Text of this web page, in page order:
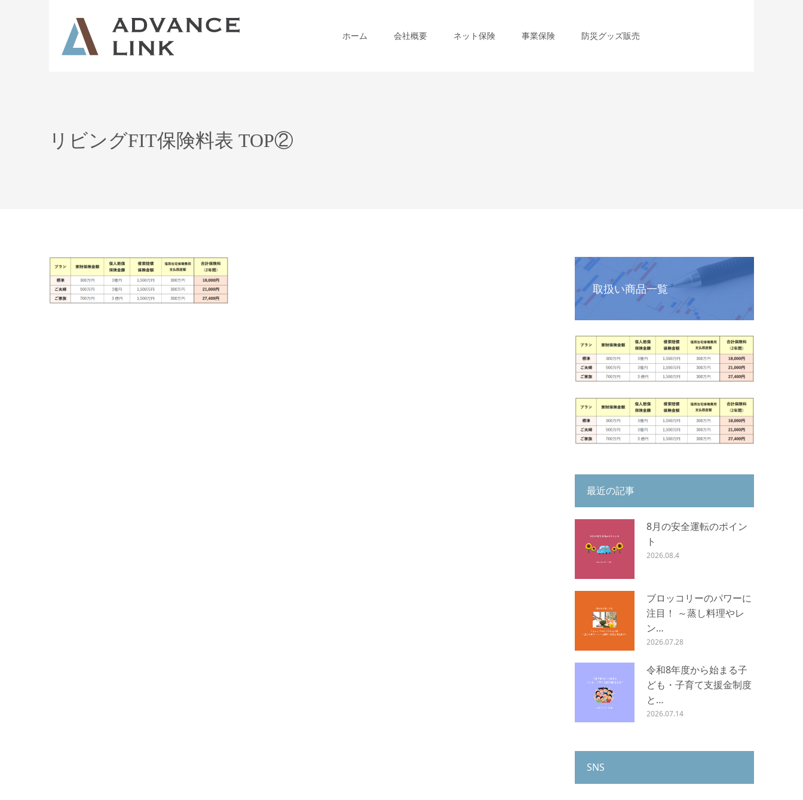
ホーム 会社概要 ネット保険 事業保険 防災グッズ販売
リビングFIT保険料表 TOP②
取扱い商品一覧
最近の記事
8月の安全運転のポイン
ト
2026.08.4
ブロッコリーのパワーに
注目！ ～蒸し料理やレ
ン…
2026.07.28
令和8年度から始まる子
ども・子育て支援金制度
と…
2026.07.14
SNS